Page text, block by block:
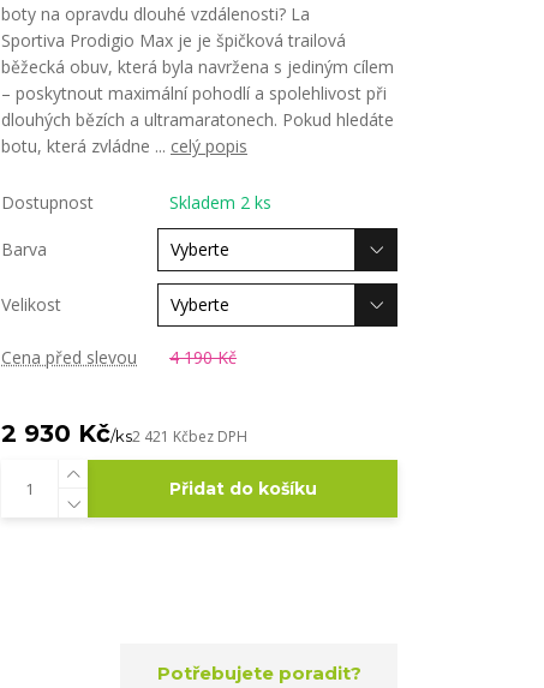
boty na opravdu dlouhé vzdálenosti? La
Sportiva Prodigio Max je je špičková trailová
běžecká obuv, která byla navržena s jediným cílem
– poskytnout maximální pohodlí a spolehlivost při
dlouhých bězích a ultramaratonech. Pokud hledáte
botu, která zvládne ... celý popis
Dostupnost Skladem 2 ks
Barva
Velikost
Cena před slevou 4 190 Kč
2 930 Kč/ks2 421 Kčbez DPH
Přidat do košíku
Potřebujete poradit?